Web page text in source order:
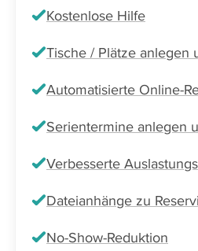
Kostenlose Hilfe
Tische / Plätze anlegen
Automatisierte Online-
Serientermine anlegen
Verbesserte
Dateianhänge zu
No-Show-Reduktion